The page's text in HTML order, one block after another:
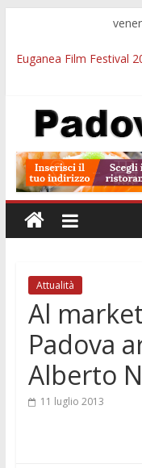
Euganea Film Festival
Slow Looking agli
un’opera
Notizie di Padova alle
Orto Botanico Padova:
Concorso Università di
7 agosto
Attualità
Al
Padova
Alberto
11 luglio 2013